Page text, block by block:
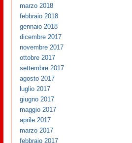
marzo 2018
febbraio 2018
gennaio 2018
dicembre 2017
novembre 2017
ottobre 2017
settembre 2017
agosto 2017
luglio 2017
giugno 2017
maggio 2017
aprile 2017
marzo 2017
febbraio 2017